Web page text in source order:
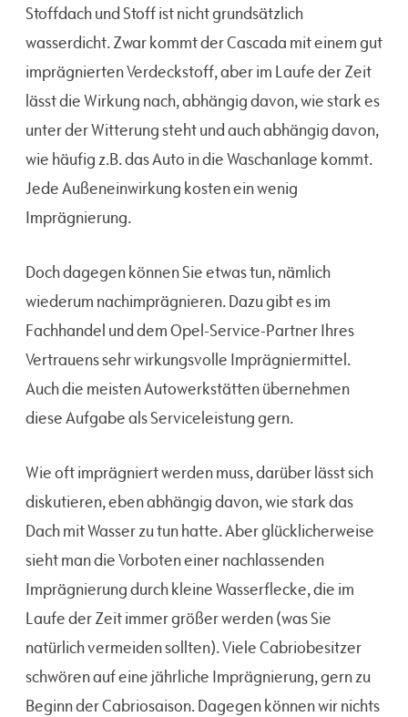
Stoffdach und Stoff ist nicht grundsätzlich
wasserdicht. Zwar kommt der Cascada mit einem gut
imprägnierten Verdeckstoff, aber im Laufe der Zeit
lässt die Wirkung nach, abhängig davon, wie stark es
unter der Witterung steht und auch abhängig davon,
wie häufig z.B. das Auto in die Waschanlage kommt.
Jede Außeneinwirkung kosten ein wenig
Imprägnierung.
Doch dagegen können Sie etwas tun, nämlich
wiederum nachimprägnieren. Dazu gibt es im
Fachhandel und dem Opel-Service-Partner Ihres
Vertrauens sehr wirkungsvolle Imprägniermittel.
Auch die meisten Autowerkstätten übernehmen
diese Aufgabe als Serviceleistung gern.
Wie oft imprägniert werden muss, darüber lässt sich
diskutieren, eben abhängig davon, wie stark das
Dach mit Wasser zu tun hatte. Aber glücklicherweise
sieht man die Vorboten einer nachlassenden
Imprägnierung durch kleine Wasserflecke, die im
Laufe der Zeit immer größer werden (was Sie
natürlich vermeiden sollten). Viele Cabriobesitzer
schwören auf eine jährliche Imprägnierung, gern zu
Beginn der Cabriosaison. Dagegen können wir nichts